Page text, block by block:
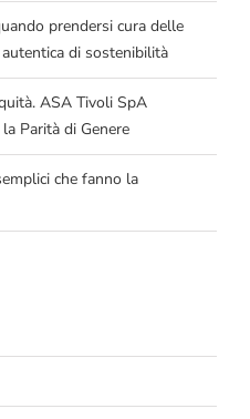
prendersi cura delle
di sostenibilità
ASA Tivoli SpA
Parità di Genere
che fanno la